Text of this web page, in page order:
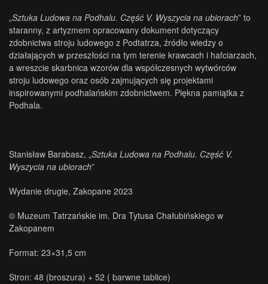
„Sztuka Ludowa na Podhalu. Część V. Wyszycia na ubiorach” to
staranny, z artyzmem opracowany dokument dotyczący
zdobnictwa stroju ludowego z Podtatrza, źródło wiedzy o
działających w przeszłości na tym terenie krawcach i hafciarzach,
a wreszcie skarbnica wzorów dla współczesnych wytwórców
stroju ludowego oraz osób zajmujących się projektami
inspirowanymi podhalańskim zdobnictwem. Piękna pamiątka z
Podhala.
Stanisław Barabasz, „Sztuka Ludowa na Podhalu. Część V.
Wyszycia na ubiorach”
Wydanie drugie, Zakopane 2023
© Muzeum Tatrzańskie im. Dra Tytusa Chałubińskiego w
Zakopanem
Format: 23×31,5 cm
Stron: 48 (broszura) + 52 ( barwne tablice)